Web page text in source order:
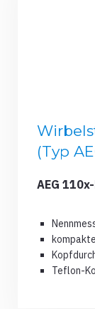
(Typ
AEG
Teflon-